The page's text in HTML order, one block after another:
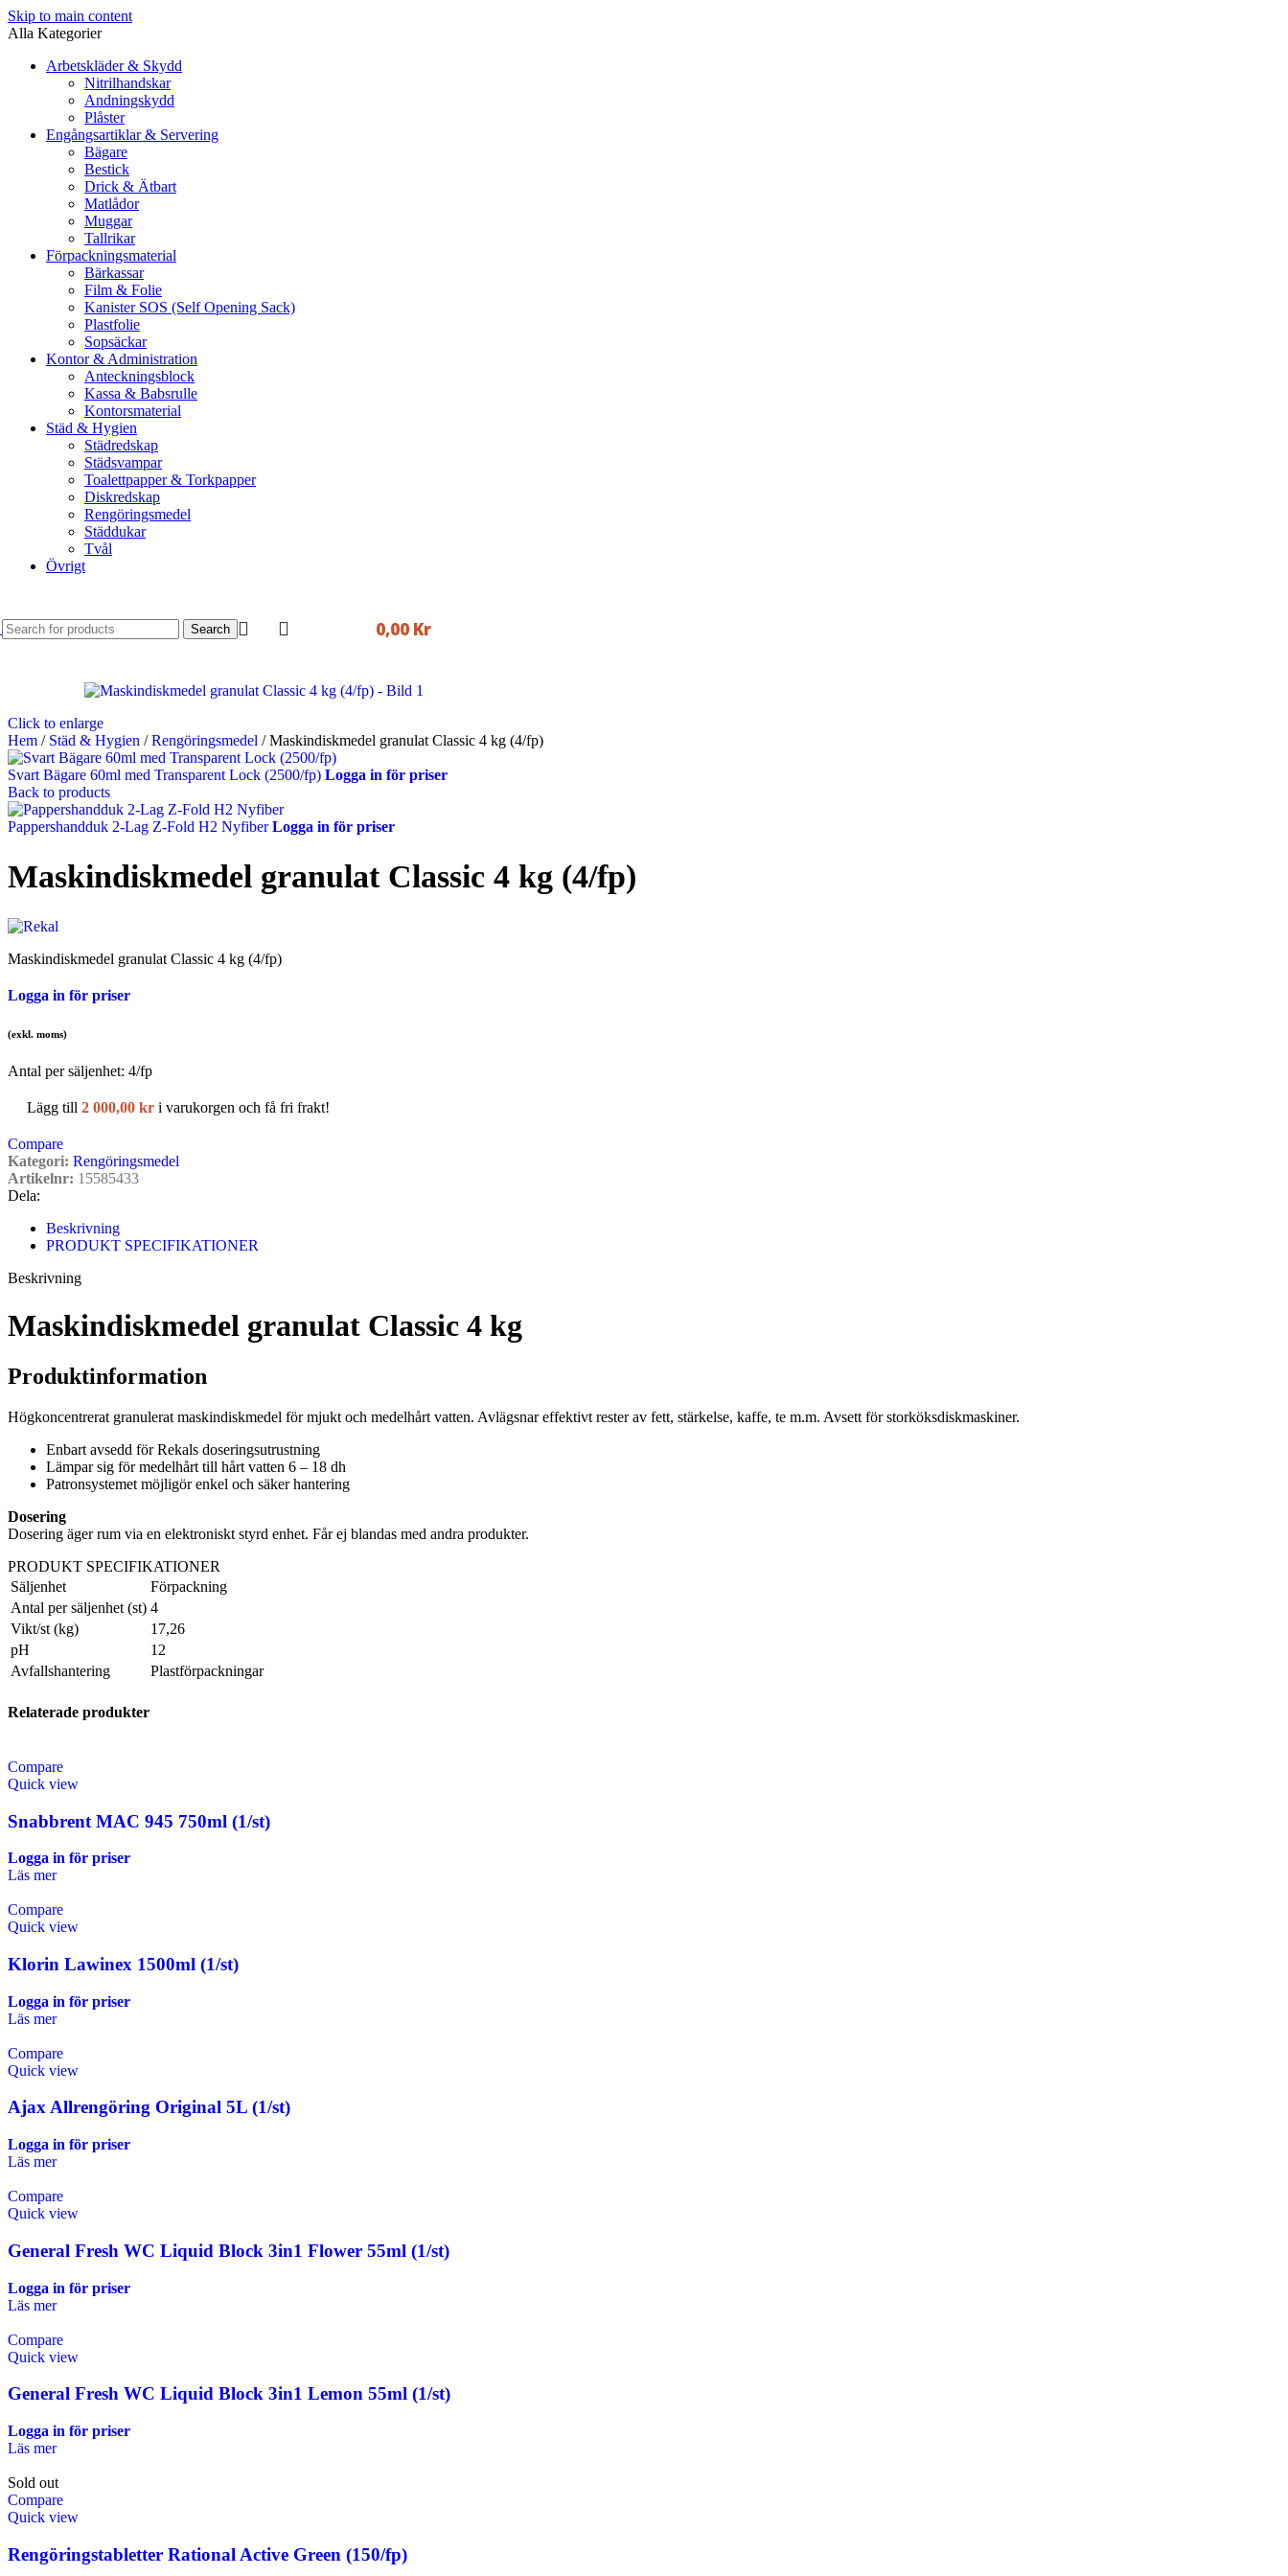
Skip to main content
Alla Kategorier
Arbetskläder & Skydd
Nitrilhandskar
Andningskydd
Plåster
Engångsartiklar & Servering
Bägare
Bestick
Drick & Ätbart
Matlådor
Muggar
Tallrikar
Förpackningsmaterial
Bärkassar
Film & Folie
Kanister SOS (Self Opening Sack)
Plastfolie
Sopsäckar
Kontor & Administration
Anteckningsblock
Kassa & Babsrulle
Kontorsmaterial
Städ & Hygien
Städredskap
Städsvampar
Toalettpapper & Torkpapper
Diskredskap
Rengöringsmedel
Städdukar
Tvål
Övrigt
Search 0,00 Kr
Click to enlarge
Hem / Städ & Hygien / Rengöringsmedel / Maskindiskmedel granulat Classic 4 kg (4/fp)
Svart Bägare 60ml med Transparent Lock (2500/fp) Logga in för priser
Back to products
Pappershandduk 2-Lag Z-Fold H2 NyfiberLogga in för priser
Maskindiskmedel granulat Classic 4 kg (4/fp)
Maskindiskmedel granulat Classic 4 kg (4/fp)
Logga in för priser
(exkl. moms)
Antal per säljenhet: 4/fp
Lägg till 2 000,00 kr i varukorgen och få fri frakt!
Compare
Kategori: Rengöringsmedel
Artikelnr: 15585433
Dela:
Beskrivning
PRODUKT SPECIFIKATIONER
Beskrivning
Maskindiskmedel granulat Classic 4 kg
Produktinformation
Högkoncentrerat granulerat maskindiskmedel för mjukt och medelhårt vatten. Avlägsnar effektivt rester av fett, stärkelse, kaffe, te m.m. Avsett för storköksdiskmaskiner.
Enbart avsedd för Rekals doseringsutrustning
Lämpar sig för medelhårt till hårt vatten 6 – 18 dh
Patron­systemet möjligör enkel och säker hantering
Dosering
Dosering äger rum via en elektroniskt styrd enhet. Får ej blandas med andra produkter.
PRODUKT SPECIFIKATIONER
Säljenhet
Förpackning
Antal per säljenhet (st) 4
Vikt/st (kg)
17,26
pH
12
Avfallshantering
Plastförpackningar
Relaterade produkter
Compare
Quick view
Snabbrent MAC 945 750ml (1/st)
Logga in för priser
Läs mer
Compare
Quick view
Klorin Lawinex 1500ml (1/st)
Logga in för priser
Läs mer
Compare
Quick view
Ajax Allrengöring Original 5L (1/st)
Logga in för priser
Läs mer
Compare
Quick view
General Fresh WC Liquid Block 3in1 Flower 55ml (1/st)
Logga in för priser
Läs mer
Compare
Quick view
General Fresh WC Liquid Block 3in1 Lemon 55ml (1/st)
Logga in för priser
Läs mer
Sold out
Compare
Quick view
Rengöringstabletter Rational Active Green (150/fp)